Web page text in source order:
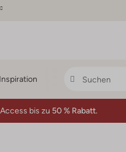
bis zu 50 % Rabatt.